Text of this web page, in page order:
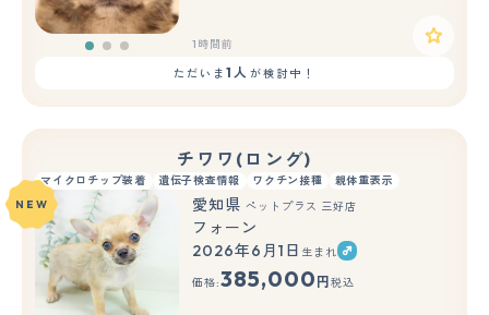
1時間前
ただいま1人 が検討中！
チワワ(ロング)
マイクロチップ装着 遺伝子検査情報 ワクチン接種
親体重表示
NEW
愛知県 ペットプラス 三好店
フォーン
2026年6月1日 生まれ
価格:385,000 円 税込